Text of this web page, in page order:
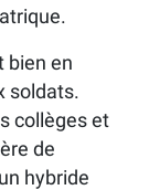
bien en
soldats.
collèges et
de
hybride